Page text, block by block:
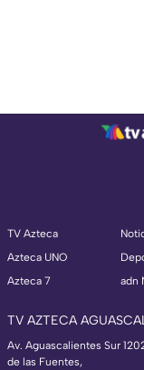
TV Azteca
Azteca UNO
Azteca 7
adn
TV AZTECA
Av. Aguascalientes Sur
de las Fuentes,